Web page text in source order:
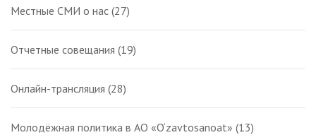
Местные СМИ о нас (27)
Отчетные совещания (19)
Онлайн-трансляция (28)
Молодёжная политика в АО «O‘zavtosanoat» (13)